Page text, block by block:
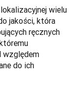
wielu
jakości, która
ręcznych
względem
do ich